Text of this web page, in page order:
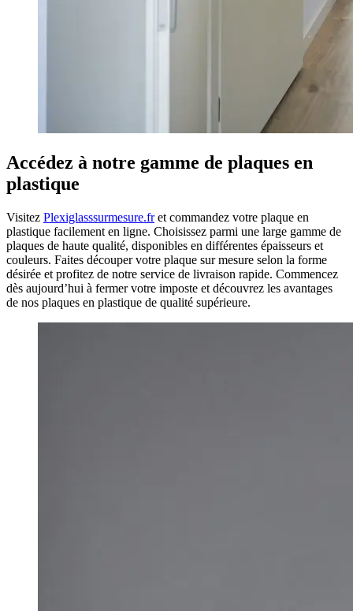
Accédez à notre gamme de plaques en
plastique
Visitez Plexiglasssurmesure.fret commandez votre plaque en
plastique facilement en ligne. Choisissez parmi une large gamme de
plaques de haute qualité, disponibles en différentes épaisseurs et
couleurs. Faites découper votre plaque sur mesure selon la forme
désirée et profitez de notre service de livraison rapide. Commencez
dès aujourd’hui à fermer votre imposte et découvrez les avantages
de nos plaques en plastique de qualité supérieure.